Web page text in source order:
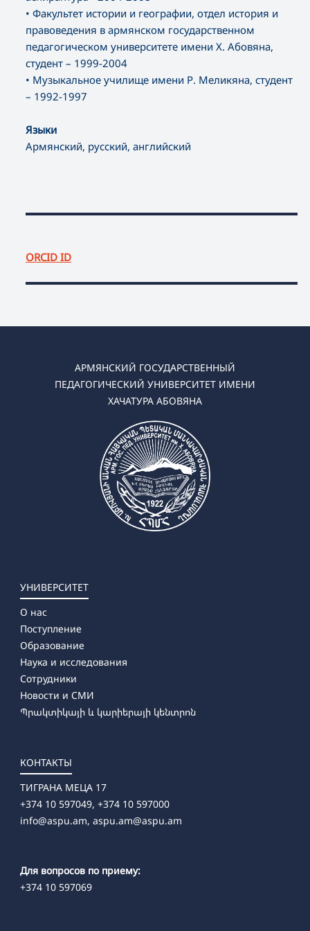
• Факультет истории и географии, отдел история и
правоведения в армянском государственном
педагогическом университете имени Х. Абовяна,
студент – 1999-2004
• Музыкальное училище имени Р. Меликяна, студент
– 1992-1997
Языки
Армянский, русский, английский
ORCID ID
АРМЯНСКИЙ ГОСУДАРСТВЕННЫЙ
ПЕДАГОГИЧЕСКИЙ УНИВЕРСИТЕТ ИМЕНИ
ХАЧАТУРА АБОВЯНА
УНИВЕРСИТЕТ
О нас
Поступление
Образование
Наука и исследования
Сотрудники
Новости и СМИ
Պրակտիկայի և կարիերայի կենտրոն
КОНТАКТЫ
ТИГРАНА МЕЦА 17
+374 10 597049, +374 10 597000
info@aspu.am, aspu.am@aspu.am
Для вопросов по приему:
+374 10 597069